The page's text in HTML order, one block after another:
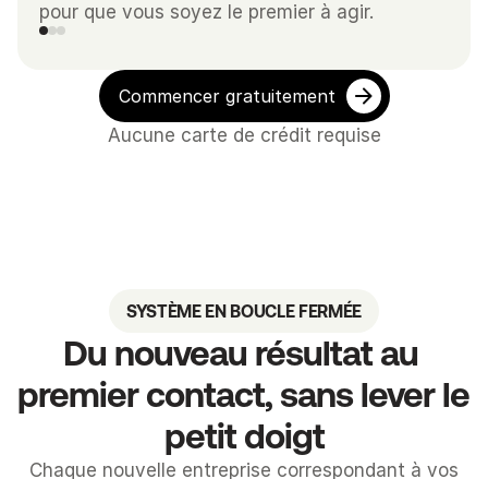
pour que vous soyez le premier à agir.
Commencer gratuitement
Aucune carte de crédit requise
SYSTÈME EN BOUCLE FERMÉE
Du nouveau résultat au
premier contact, sans lever le
petit doigt
Chaque nouvelle entreprise correspondant à vos